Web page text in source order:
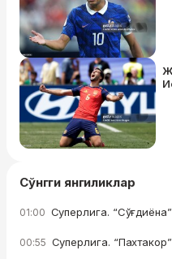
Сўнгги янгиликлар
01:00 Суперлига.
00:55 Суперлига.